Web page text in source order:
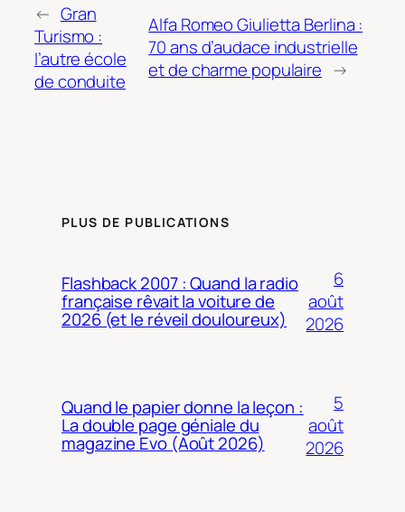
← Gran
Turismo :
l’autre école
de conduite
Alfa Romeo Giulietta Berlina :
70 ans d’audace industrielle
et de charme populaire →
PLUS DE PUBLICATIONS
Flashback 2007 : Quand la radio
française rêvait la voiture de
2026 (et le réveil douloureux)
6
août
2026
Quand le papier donne la leçon :
La double page géniale du
magazine Evo (Août 2026)
5
août
2026